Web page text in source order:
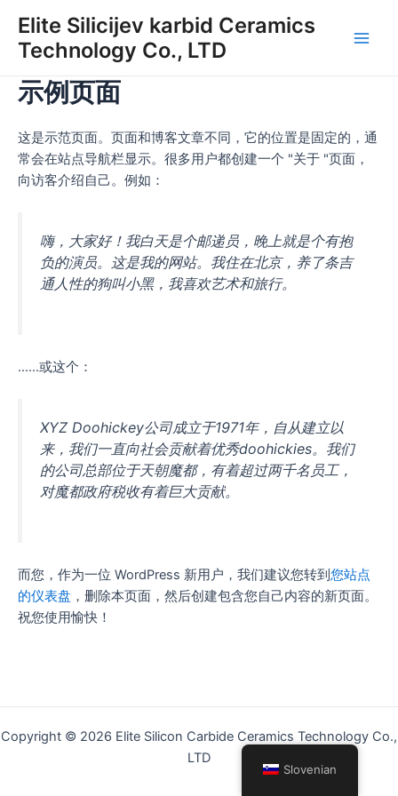
vsebino
Elite Silicijev karbid Ceramics
Technology Co., LTD
示例页面
这是示范页面。页面和博客文章不同，它的位置是固定的，通
常会在站点导航栏显示。很多用户都创建一个 "关于 "页面，
向访客介绍自己。例如：
嗨，大家好！我白天是个邮递员，晚上就是个有抱
负的演员。这是我的网站。我住在北京，养了条吉
通人性的狗叫小黑，我喜欢艺术和旅行。
......或这个：
XYZ Doohickey公司成立于1971年，自从建立以
来，我们一直向社会贡献着优秀doohickies。我们
的公司总部位于天朝魔都，有着超过两千名员工，
对魔都政府税收有着巨大贡献。
而您，作为一位 WordPress 新用户，我们建议您转到 您站点
的仪表盘 ，删除本页面，然后创建包含您自己内容的新页面。
祝您使用愉快！
Copyright © 2026 Elite Silicon Carbide Ceramics Technology Co.,
LTD
Slovenian